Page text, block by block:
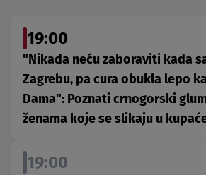
19:00
"Nikada neću zaboraviti kada
Zagrebu, pa cura obukla lepo
Dama": Poznati crnogorski
ženama koje se slikaju u
19:00